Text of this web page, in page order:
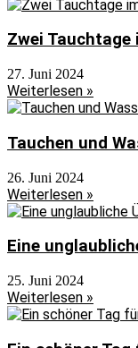
Zwei Tauchtage
27. Juni 2024
Weiterlesen »
Tauchen und
26. Juni 2024
Weiterlesen »
Eine
25. Juni 2024
Weiterlesen »